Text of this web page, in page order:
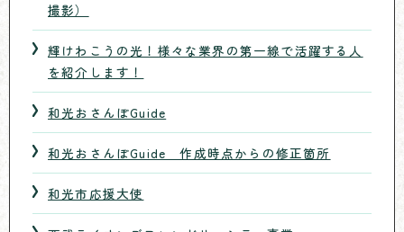
撮影）
輝けわこうの光！様々な業界の第一線で活躍する人
を紹介します！
和光おさんぽGuide
和光おさんぽGuide 作成時点からの修正箇所
和光市応援大使